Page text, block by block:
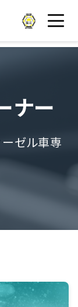
ナー
ゼル車専